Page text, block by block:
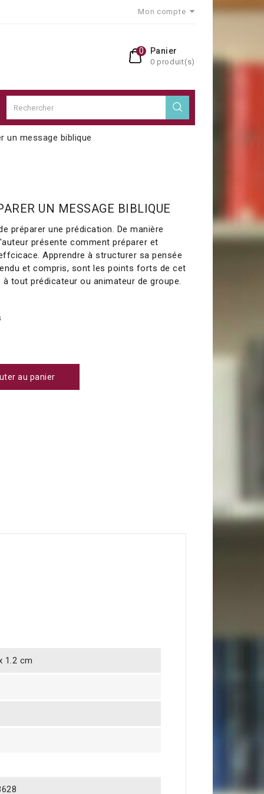
Mon compte
Panier
0 produit(s)
0
un message biblique
UN MESSAGE BIBLIQUE
préparer une prédication. De manière
présente comment préparer et
Apprendre à structurer sa pensée
et compris, sont les points forts de cet
à tout prédicateur ou animateur de groupe.
au panier
1.2 cm